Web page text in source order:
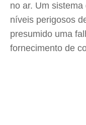
no ar. Um
níveis perigosos
presumido uma
fornecimento de